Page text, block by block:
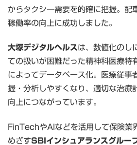
からタクシー需要を的確に把握。配
稼働率の向上に成功しました。
大塚デジタルヘルスは、数値化のし
ての扱いが困難だった精神科医療特
によってデータベース化。医療従事
握・分析しやすくなり、適切な治療
向上につながっています。
FinTechやAIなどを活用して保険業
めざすSBIインシュアランスグルー